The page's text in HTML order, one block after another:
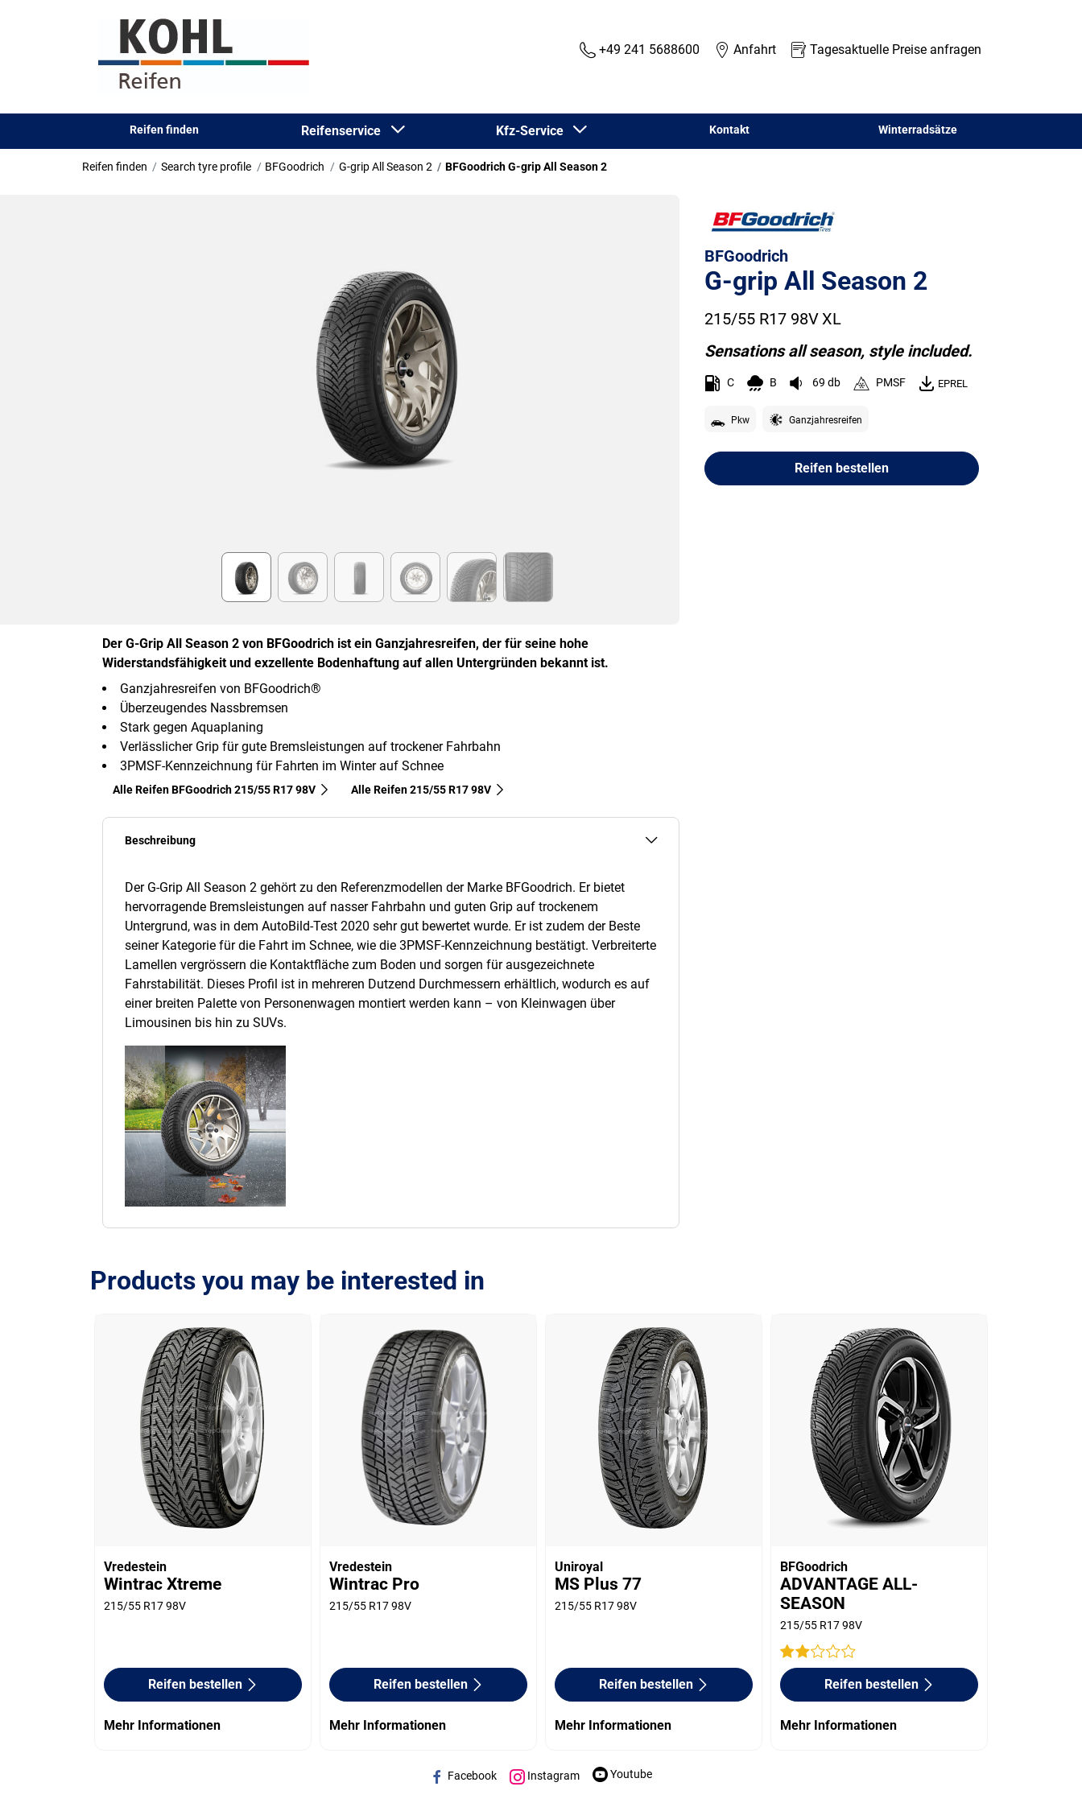
+49 241 5688600 Anfahrt Tagesaktuelle Preise anfragen
Reifen finden Reifenservice Kfz-Service Kontakt Winterradsätze
Reifen finden Search tyre profile BFGoodrich G-grip All Season 2 BFGoodrich G-grip All Season 2
Der G-Grip All Season 2 von BFGoodrich ist ein Ganzjahresreifen, der für seine hohe
Widerstandsfähigkeit und exzellente Bodenhaftung auf allen Untergründen bekannt ist.
Ganzjahresreifen von BFGoodrich®
Überzeugendes Nassbremsen
Stark gegen Aquaplaning
Verlässlicher Grip für gute Bremsleistungen auf trockener Fahrbahn
3PMSF-Kennzeichnung für Fahrten im Winter auf Schnee
Alle Reifen BFGoodrich 215/55 R17 98V Alle Reifen‎ 215/55 R17 98V
Beschreibung
Der G-Grip All Season 2 gehört zu den Referenzmodellen der Marke BFGoodrich. Er bietet
hervorragende Bremsleistungen auf nasser Fahrbahn und guten Grip auf trockenem
Untergrund, was in dem AutoBild-Test 2020 sehr gut bewertet wurde. Er ist zudem der Beste
seiner Kategorie für die Fahrt im Schnee, wie die 3PMSF-Kennzeichnung bestätigt. Verbreiterte
Lamellen vergrössern die Kontaktfläche zum Boden und sorgen für ausgezeichnete
Fahrstabilität. Dieses Profil ist in mehreren Dutzend Durchmessern erhältlich, wodurch es auf
einer breiten Palette von Personenwagen montiert werden kann – von Kleinwagen über
Limousinen bis hin zu SUVs.
BFGoodrich
G-grip All Season 2
215/55 R17 98V XL
Sensations all season, style included.
C B 69 db PMSF EPREL
Pkw Ganzjahresreifen
Reifen bestellen
Products you may be interested in
Vredestein
Wintrac Xtreme
215/55 R17 98V
Reifen bestellen
Mehr Informationen
Vredestein
Wintrac Pro
215/55 R17 98V
Reifen bestellen
Mehr Informationen
Uniroyal
MS Plus 77
215/55 R17 98V
Reifen bestellen
Mehr Informationen
BFGoodrich
ADVANTAGE ALL-
SEASON
215/55 R17 98V
Reifen bestellen
Mehr Informationen
Facebook Instagram Youtube